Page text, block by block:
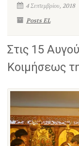
4 Σεπτεμβρίου, 2018
Posts EL
Στις 15
Κοιμήσεως